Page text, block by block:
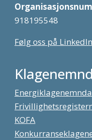
918195548
Følg oss på LinkedIn
Energiklagenemnda
KOFA